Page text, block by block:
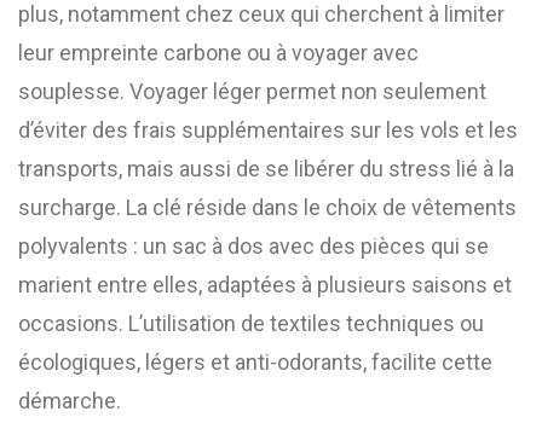
plus, notamment chez ceux qui cherchent à limiter
leur empreinte carbone ou à voyager avec
souplesse. Voyager léger permet non seulement
d’éviter des frais supplémentaires sur les vols et les
transports, mais aussi de se libérer du stress lié à la
surcharge. La clé réside dans le choix de vêtements
polyvalents : un sac à dos avec des pièces qui se
marient entre elles, adaptées à plusieurs saisons et
occasions. L’utilisation de textiles techniques ou
écologiques, légers et anti-odorants, facilite cette
démarche.